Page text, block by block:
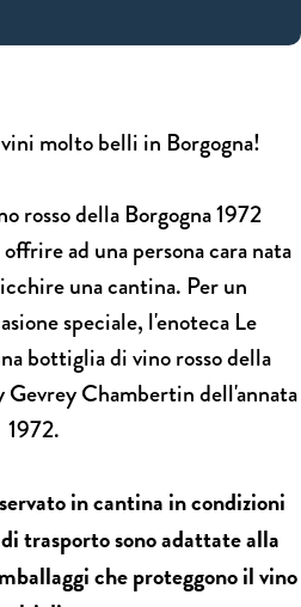
molto belli in Borgogna!
rosso della Borgogna 1972
ad una persona cara nata
una cantina. Per un
speciale, l'enoteca Le
bottiglia di vino rosso della
Chambertin dell'annata
1972.
in cantina in condizioni
trasporto sono adattate alla
che proteggono il vino